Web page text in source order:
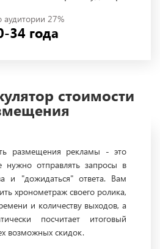
аудитории 27%
34 года
стоимости
размещения рекламы - это
нужно отправлять запросы в
и "дожидаться" ответа. Вам
хронометраж своего ролика,
и количеству выходов, а
посчитает итоговый
возможных скидок.